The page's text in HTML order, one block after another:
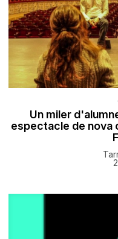
Un miler
espectacle de nova